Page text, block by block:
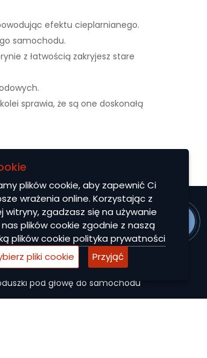
efektu cieplarnianego.
samochodu.
z łatwością zakryjesz stare
sprawia, że ​​są one doskonałą
EVA
pod głowę do samochodu
ochronne
plików cookie, aby zapewnić Ci
wrażenia online. Korzystając z
witryny, zgadzasz się na używanie
plików cookie zgodnie z naszą
plików cookie polityka prywatności
pliki cookie
Przyjąć